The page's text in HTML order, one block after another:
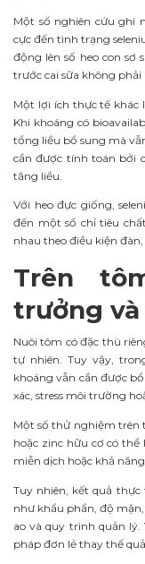
Một số nghiên cứu ghi
cực đến tình trạng
động lên số heo con sơ
trước cai sữa không
Một lợi ích thực tế khác
Khi khoáng có
tổng liều bổ sung mà
cần được tính toán bởi
tăng liều.
Với heo đực giống,
đến một số chỉ tiêu
nhau theo điều kiện
Trên
trưởng và
Nuôi tôm có đặc thù
tự nhiên. Tuy vậy,
khoáng vẫn cần được
xác, stress môi trường
Một số thử nghiệm trên
hoặc zinc hữu cơ có
miễn dịch hoặc khả
Tuy nhiên, kết quả
như khẩu phần, độ
ao và quy trình quản lý.
pháp đơn lẻ thay thế